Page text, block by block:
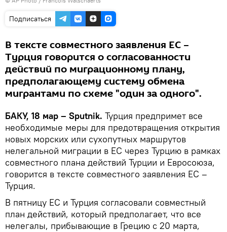
Подписаться
В тексте совместного заявления ЕС –
Турция говорится о согласованности
действий по миграционному плану,
предполагающему систему обмена
мигрантами по схеме "один за одного".
БАКУ, 18 мар – Sputnik. Турция предпримет все
необходимые меры для предотвращения открытия
новых морских или сухопутных маршрутов
нелегальной миграции в ЕС через Турцию в рамках
совместного плана действий Турции и Евросоюза,
говорится в тексте совместного заявления ЕС –
Турция.
В пятницу ЕС и Турция согласовали совместный
план действий, который предполагает, что все
нелегалы, прибывающие в Грецию с 20 марта,